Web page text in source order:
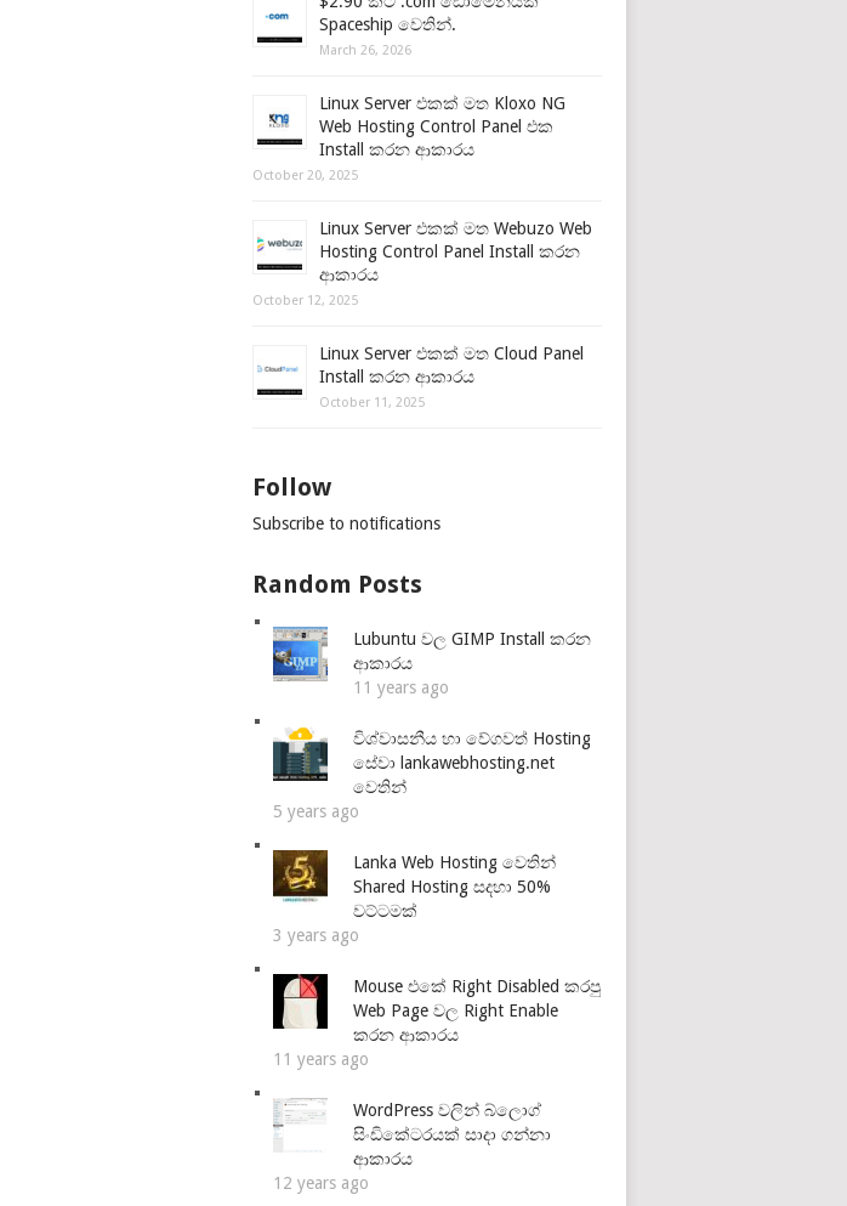
Spaceship වෙතින්.
March 26, 2026
Linux Server එකක් මත Kloxo NG
Web Hosting Control Panel එක
Install කරන ආකාරය
October 20, 2025
Linux Server එකක් මත Webuzo Web
Hosting Control Panel Install කරන
ආකාරය
October 12, 2025
Linux Server එකක් මත Cloud Panel
Install කරන ආකාරය
October 11, 2025
Follow
Subscribe to notifications
Random Posts
Lubuntu වල GIMP Install කරන
ආකාරය
11 years ago
විශ්වාසනීය හා වේගවත් Hosting
සේවා lankawebhosting.net
වෙතින්
5 years ago
Lanka Web Hosting වෙතින්
Shared Hosting සදහා 50%
වට්ටමක්
3 years ago
Mouse එකේ Right Disabled කරපු
Web Page වල Right Enable
කරන ආකාරය
11 years ago
WordPress වලින් බ්ලොග්
සිංඩිකේටරයක් සාදා ගන්නා
ආකාරය
12 years ago